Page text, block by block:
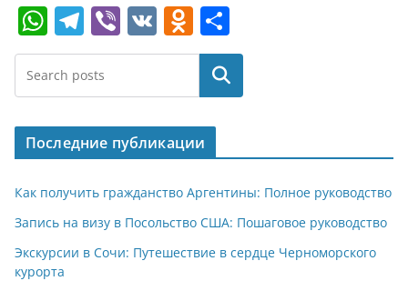
W
h
at
s
A
p
p
T
el
e
gr
a
m
Vi
b
V
K
O
d
o
kl
a
ss
ni
ki
т
п
р
в
и
т
ь
Поиск
Последние публикации
Как получить гражданство Аргентины: Полное руководство
Запись на визу в Посольство США: Пошаговое руководство
Экскурсии в Сочи: Путешествие в сердце Черноморского
курорта